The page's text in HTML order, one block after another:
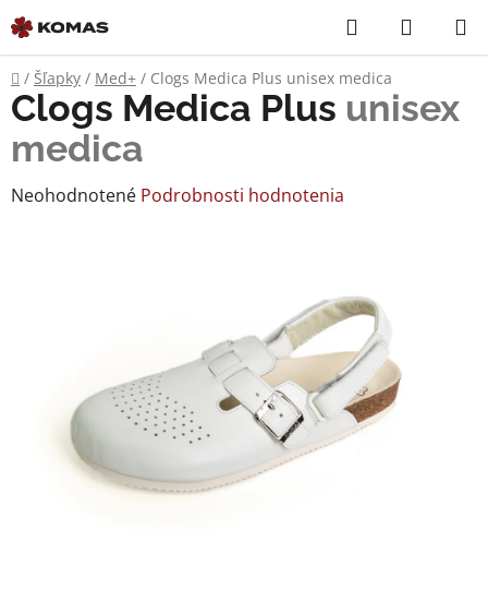
Prejsť
na
obsah
Hľadať
KOŠÍK
Domov
/ Šľapky / Med+ / Clogs Medica Plus unisex medica
Clogs Medica Plus unisex
medica
Priemerné
hviezdičiek.
Neohodnotené Podrobnosti hodnotenia